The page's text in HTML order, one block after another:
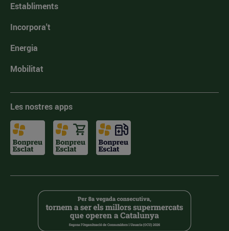
Establiments
Incorpora't
Energia
Mobilitat
Les nostres apps